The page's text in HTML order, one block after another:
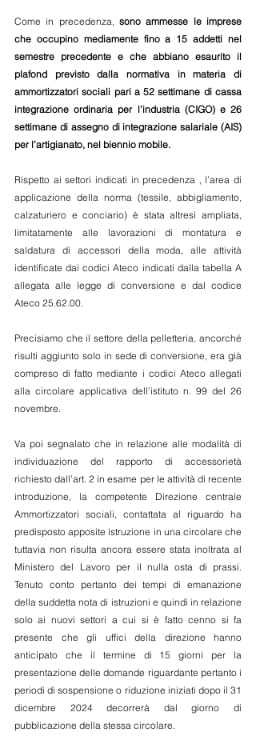
Come in precedenza, sono ammesse le imprese
che occupino mediamente fino a 15 addetti nel
semestre precedente e che abbiano esaurito il
plafond previsto dalla normativa in materia di
ammortizzatori sociali pari a 52 settimane di cassa
integrazione ordinaria per l’industria (CIGO) e 26
settimane di assegno di integrazione salariale (AIS)
per l’artigianato, nel biennio mobile.
Rispetto ai settori indicati in precedenza , l’area di
applicazione della norma (tessile, abbigliamento,
calzaturiero e conciario) è stata altresì ampliata,
limitatamente alle lavorazioni di montatura e
saldatura di accessori della moda, alle attività
identificate dai codici Ateco indicati dalla tabella A
allegata alle legge di conversione e dal codice
Ateco 25.62.00.
Precisiamo che il settore della pelletteria, ancorché
risulti aggiunto solo in sede di conversione, era già
compreso di fatto mediante i codici Ateco allegati
alla circolare applicativa dell’istituto n. 99 del 26
novembre.
Va poi segnalato che in relazione alle modalità di
individuazione del rapporto di accessorietà
richiesto dall’art. 2 in esame per le attività di recente
introduzione, la competente Direzione centrale
Ammortizzatori sociali, contattata al riguardo ha
predisposto apposite istruzione in una circolare che
tuttavia non risulta ancora essere stata inoltrata al
Ministero del Lavoro per il nulla osta di prassi.
Tenuto conto pertanto dei tempi di emanazione
della suddetta nota di istruzioni e quindi in relazione
solo ai nuovi settori a cui si è fatto cenno si fa
presente che gli uffici della direzione hanno
anticipato che il termine di 15 giorni per la
presentazione delle domande riguardante pertanto i
periodi di sospensione o riduzione iniziati dopo il 31
dicembre 2024 decorrerà dal giorno di
pubblicazione della stessa circolare.